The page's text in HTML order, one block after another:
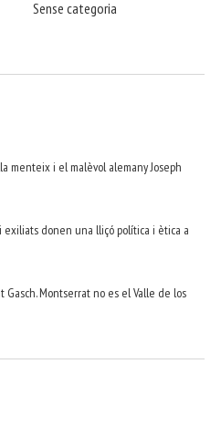
Sense categoria
menteix i el malèvol alemany Joseph
exiliats donen una lliçó política i ètica a
Gasch. Montserrat no es el Valle de los